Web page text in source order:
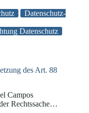
Datenschutz-
Datenschutz
des Art. 88
Campos
Rechtssache…